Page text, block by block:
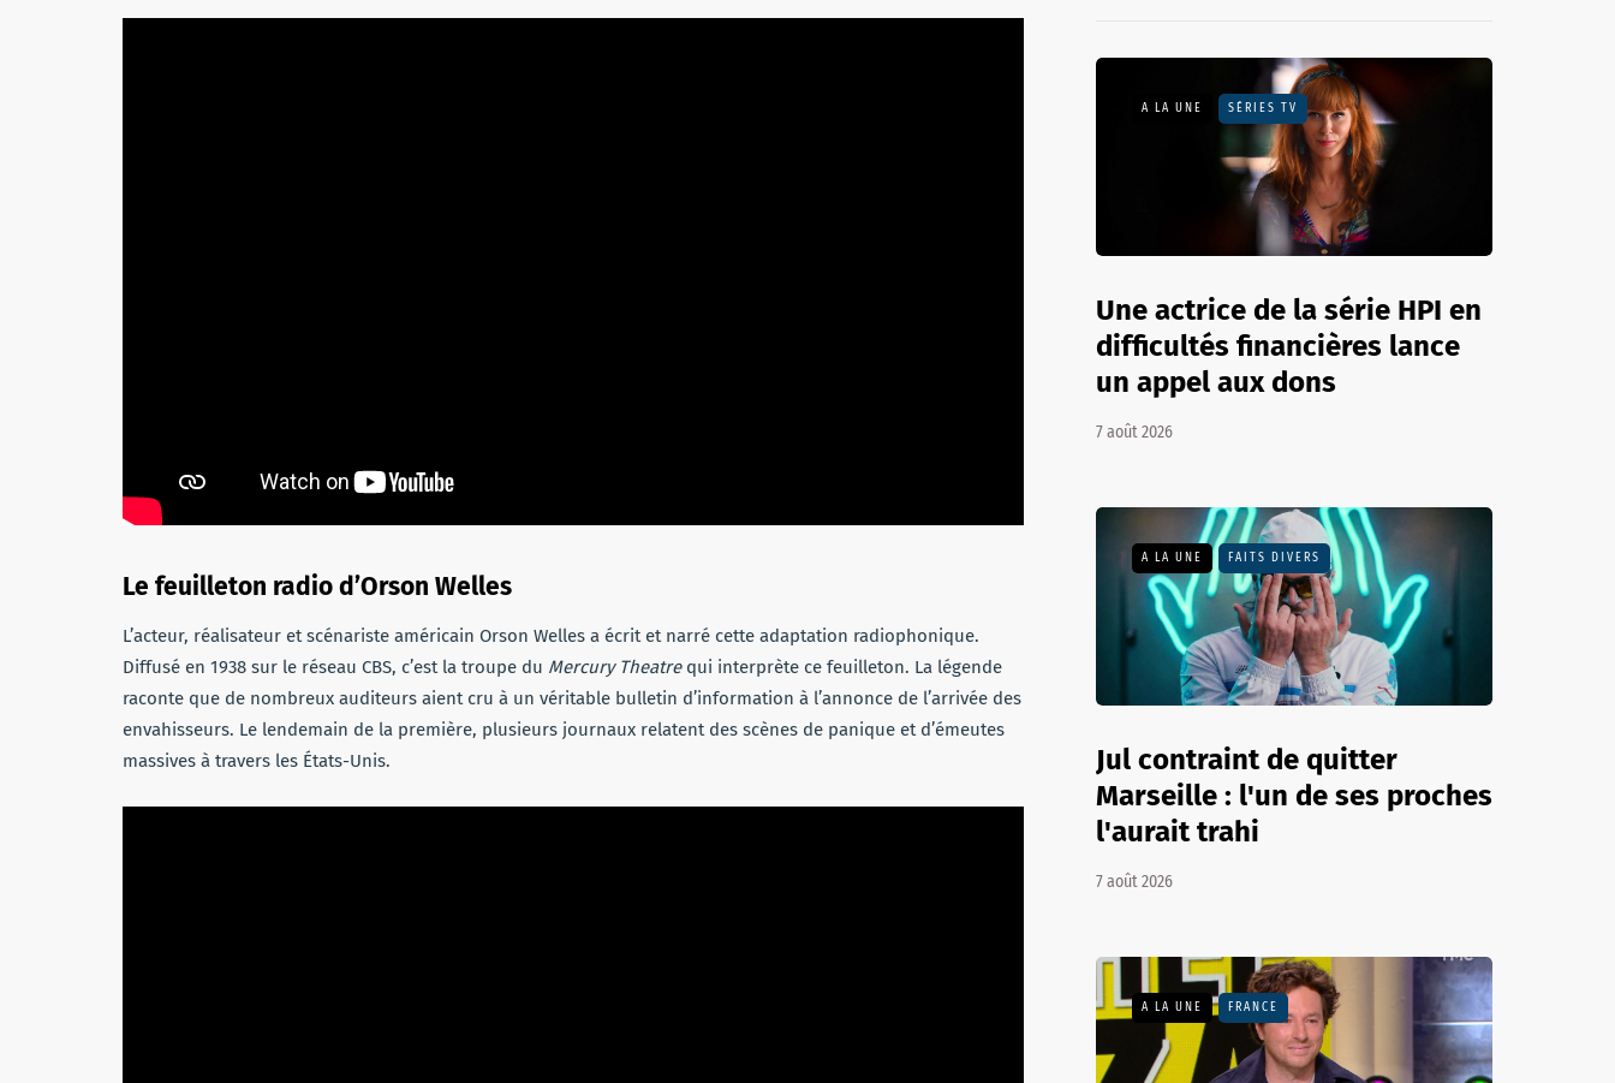
Le feuilleton radio d’Orson Welles
L’acteur, réalisateur et scénariste américain Orson Welles a écrit et narré cette adaptation radiophonique.
Diffusé en 1938 sur le réseau CBS, c’est la troupe du Mercury Theatrequi interprète ce feuilleton. La légende
raconte que de nombreux auditeurs aient cru à un véritable bulletin d’information à l’annonce de l’arrivée des
envahisseurs. Le lendemain de la première, plusieurs journaux relatent des scènes de panique et d’émeutes
massives à travers les États-Unis.
A LA UNE SÉRIES TV
Une actrice de la série HPI en
difficultés financières lance
un appel aux dons
7 août 2026
A LA UNE FAITS DIVERS
Jul contraint de quitter
Marseille : l'un de ses proches
l'aurait trahi
7 août 2026
A LA UNE FRANCE